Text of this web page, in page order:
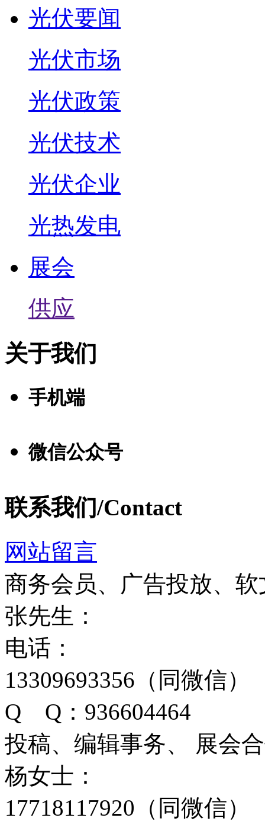
光伏要闻
光伏市场
光伏政策
光伏技术
光伏企业
光热发电
展会
供应
关于我们
手机端
微信公众号
联系我们/Contact
网站留言
商务会员、广告投放、软
张先生：
电话：
13309693356（同微信）
Q Q：936604464
投稿、编辑事务、 展会
杨女士：
17718117920（同微信）